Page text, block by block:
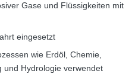
Gase und Flüssigkeiten mit
eingesetzt
wie Erdöl, Chemie,
und Hydrologie verwendet